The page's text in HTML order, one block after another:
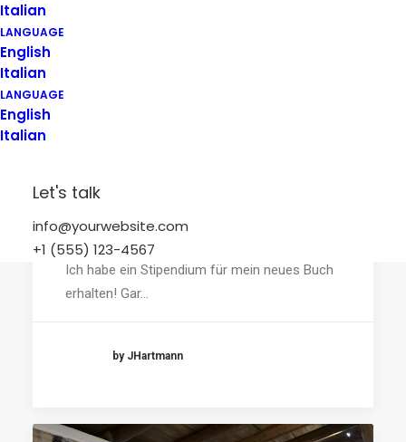
Italian
LANGUAGE
English
Italian
LANGUAGE
English
Italian
Let's talk
info@yourwebsite.com
+1 (555) 123-4567
Stipendium Stiftung Kulturwerk
Ich habe ein Stipendium für mein neues Buch
erhalten! Gar…
by JHartmann